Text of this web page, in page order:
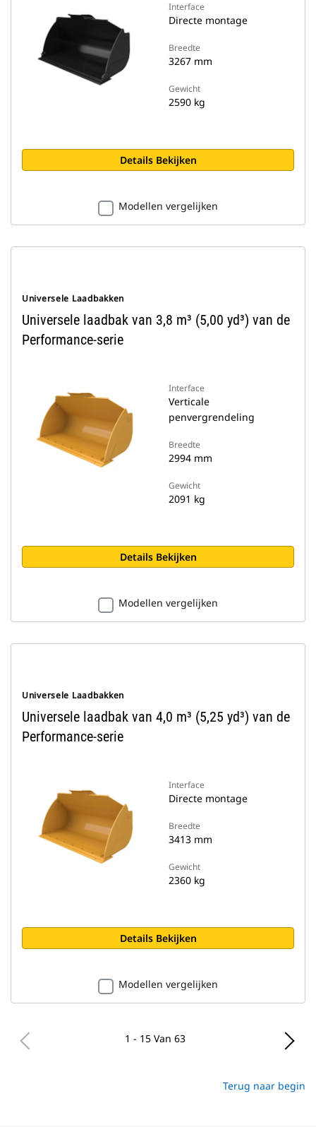
Interface
Directe montage
Breedte
3267 mm
Gewicht
2590 kg
Details Bekijken
Modellen vergelijken
Universele Laadbakken
Universele laadbak van 3,8 m³ (5,00 yd³) van de
Performance-serie
Interface
Verticale
penvergrendeling
Breedte
2994 mm
Gewicht
2091 kg
Details Bekijken
Modellen vergelijken
Universele Laadbakken
Universele laadbak van 4,0 m³ (5,25 yd³) van de
Performance-serie
Interface
Directe montage
Breedte
3413 mm
Gewicht
2360 kg
Details Bekijken
Modellen vergelijken
1 - 15 Van 63
Terug naar begin